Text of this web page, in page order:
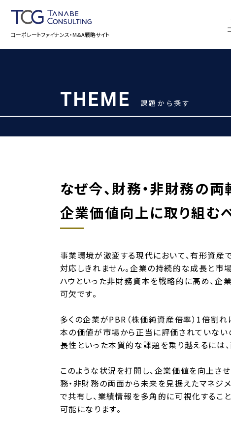
コーポレートファイナンス・M&A戦略サイト
THEME 課題から探す
なぜ今、財務・非財務の両
企業価値向上に取り組む
事業環境が激変する現代において、有形資
対応しきれません。企業の持続的な成長と市
ハウといった非財務資本を戦略的に高め、
可欠です。
多くの企業がPBR（株価純資産倍率）1倍割
本の価値が市場から正当に評価されていない
長性といった本質的な課題を乗り越えるには
このような状況を打開し、企業価値を向上さ
務・非財務の両面から未来を見据えたマネジ
で共有し、業績情報を多角的に可視化するこ
可能になります。